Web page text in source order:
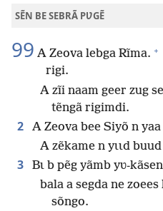
SẼN BE SEBRÃ PƲGẼ
99 A Zeova lebga Rĩma. +
rigi.
A zĩi naam geer zug
tẽngã rigimdi.
2
A Zeova bee Siyõ n
A zẽkame n yɩɩd
3 Bɩ b pẽg yãmb yʋ-
bala a segda ne
sõngo.